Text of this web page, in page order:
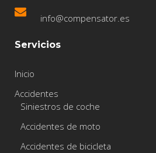
info@compensator.es
Servicios
Inicio
Accidentes
Siniestros de coche
Accidentes de moto
Accidentes de bicicleta